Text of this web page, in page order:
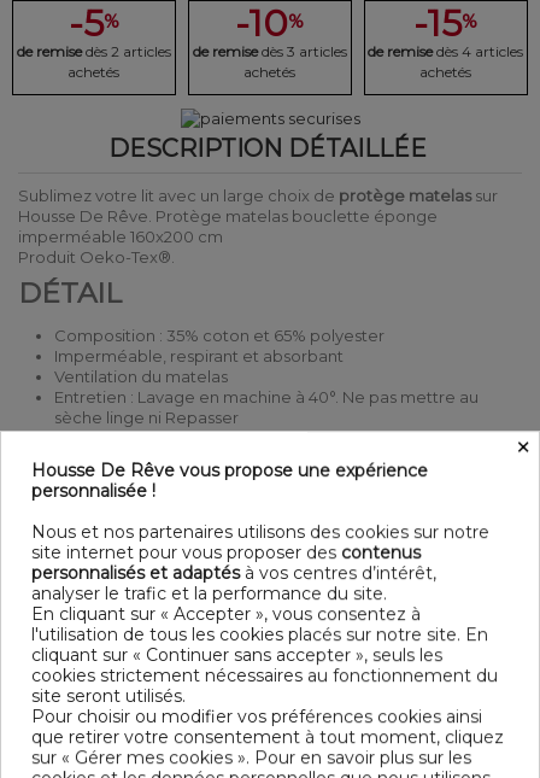
-5%
de remise dès 2 articles
achetés
-10%
de remise dès 3 articles
achetés
-15%
de remise dès 4 articles
achetés
DESCRIPTION DÉTAILLÉE
Sublimez votre lit avec un large choix de protège matelassur
Housse De Rêve. Protège matelas bouclette éponge
imperméable 160x200 cm
Produit Oeko-Tex®.
DÉTAIL
Composition : 35% coton et 65% polyester
Imperméable, respirant et absorbant
Ventilation du matelas
Entretien : Lavage en machine à 40°. Ne pas mettre au
sèche linge ni Repasser
Hauteur du bonnet : 30 cm
DIMENSIONS & GUIDE
Protège matelas
90 x 200 cm +30 : 1 personne
140 x 200 cm +30 : 1-2 personnes
160 x 200 cm +30 : 2 personnes
180 x 200 cm +30 : 2 personnes
200 x 200 cm +30 : 2 personnes
CONTENU
1 x Protège matelas bouclette éponge imperméable
160x200 cm
×
Housse De Rêve vous propose une expérience
personnalisée !
Nous et nos partenaires utilisons des cookies sur notre
site internet pour vous proposer des contenus
personnalisés et adaptésà vos centres d’intérêt,
analyser le trafic et la performance du site.
En cliquant sur « Accepter », vous consentez à
l'utilisation de tous les cookies placés sur notre site. En
cliquant sur « Continuer sans accepter », seuls les
cookies strictement nécessaires au fonctionnement du
site seront utilisés.
Pour choisir ou modifier vos préférences cookies ainsi
que retirer votre consentement à tout moment, cliquez
sur « Gérer mes cookies ». Pour en savoir plus sur les